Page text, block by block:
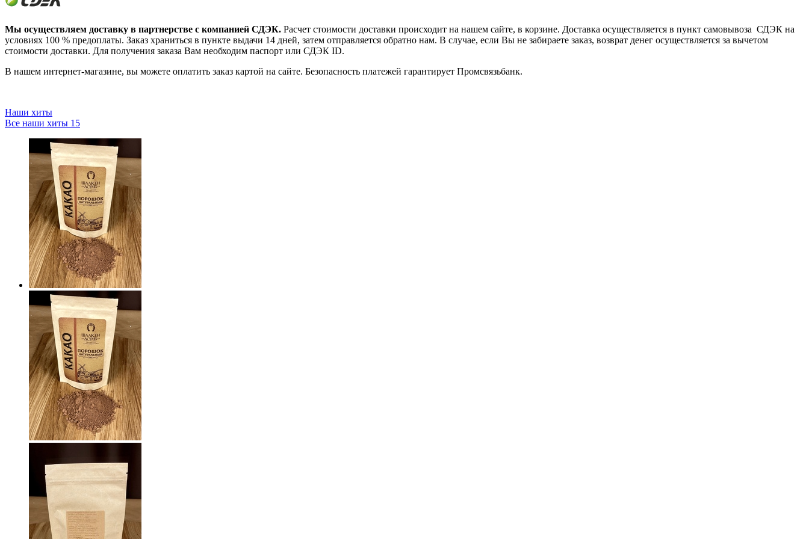
Мы осуществляем доставку в партнерстве с компанией СДЭК. Расчет стоимости доставки происходит на нашем сайте, в корзине. Доставка осуществляется в пункт самовывоза СДЭК на
условиях 100 % предоплаты. Заказ храниться в пункте выдачи 14 дней, затем отправляется обратно нам. В случае, если Вы не забираете заказ, возврат денег осуществляется за вычетом
стоимости доставки. Для получения заказа Вам необходим паспорт или СДЭК ID.
В нашем интернет-магазине, вы можете оплатить заказ картой на сайте. Безопасность платежей гарантирует Промсвязьбанк.
Наши хиты
Все наши хиты 15